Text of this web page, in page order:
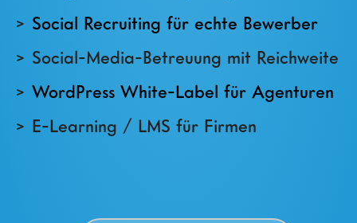
Social Recruiting für echte Bewerber
Social-Media-Betreuung mit Reichweite
WordPress White-Label für Agenturen
E-Learning / LMS für Firmen